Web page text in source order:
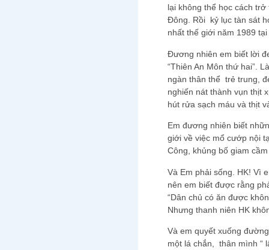
lại không thể học cách
Đông. Rồi kỷ lục tàn sát
nhất thế giới năm 1989
Đương nhiên em biết lời
“Thiên An Môn thứ hai”.
ngàn thân thể trẻ trung,
nghiến nát thành vụn thịt
hút rửa sạch máu và thịt
Em đương nhiên biết
giới về việc mổ cướp nội
Công, khủng bố giam
Và Em phải sống. HK! Vì
nên em biết được rằng
“Dân chủ có ăn được
Nhưng thanh niên HK
Và em quyết xuống
một lá chắn, thân mình “